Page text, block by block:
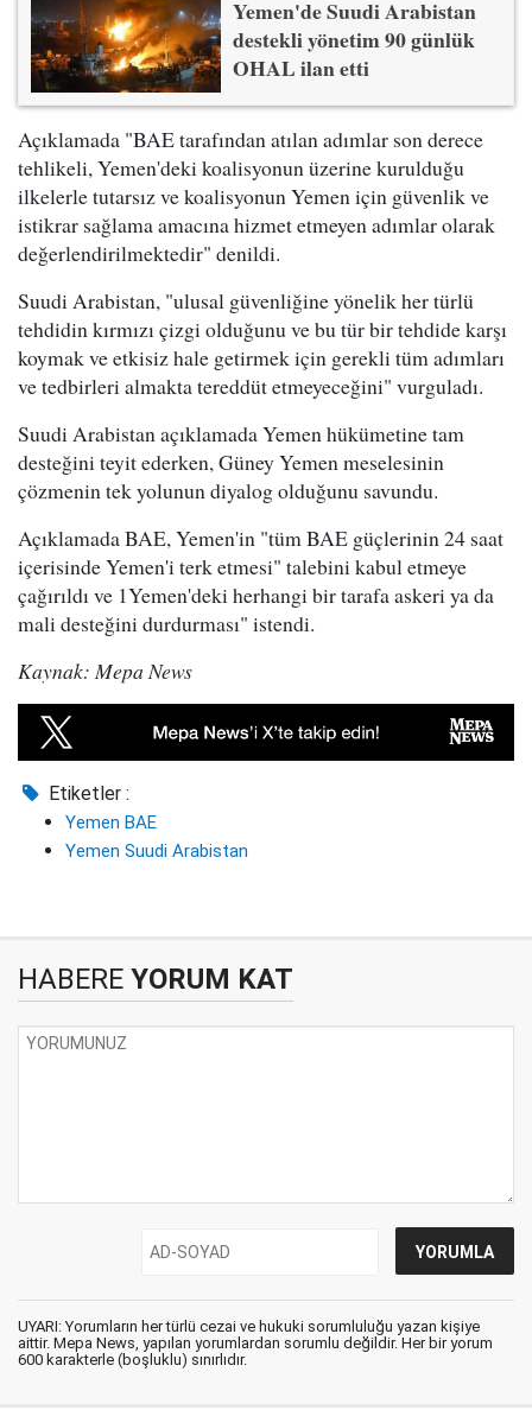
Yemen'de Suudi Arabistan
destekli yönetim 90 günlük
OHAL ilan etti
Açıklamada "BAE tarafından atılan adımlar son derece
tehlikeli, Yemen'deki koalisyonun üzerine kurulduğu
ilkelerle tutarsız ve koalisyonun Yemen için güvenlik ve
istikrar sağlama amacına hizmet etmeyen adımlar olarak
değerlendirilmektedir" denildi.
Suudi Arabistan, "ulusal güvenliğine yönelik her türlü
tehdidin kırmızı çizgi olduğunu ve bu tür bir tehdide karşı
koymak ve etkisiz hale getirmek için gerekli tüm adımları
ve tedbirleri almakta tereddüt etmeyeceğini" vurguladı.
Suudi Arabistan açıklamada Yemen hükümetine tam
desteğini teyit ederken, Güney Yemen meselesinin
çözmenin tek yolunun diyalog olduğunu savundu.
Açıklamada BAE, Yemen'in "tüm BAE güçlerinin 24 saat
içerisinde Yemen'i terk etmesi" talebini kabul etmeye
çağırıldı ve 1Yemen'deki herhangi bir tarafa askeri ya da
mali desteğini durdurması" istendi.
Kaynak: Mepa News
Etiketler :
Yemen BAE
Yemen Suudi Arabistan
HABERE YORUM KAT
UYARI: Yorumların her türlü cezai ve hukuki sorumluluğu yazan kişiye
aittir. Mepa News, yapılan yorumlardan sorumlu değildir. Her bir yorum
600 karakterle (boşluklu) sınırlıdır.